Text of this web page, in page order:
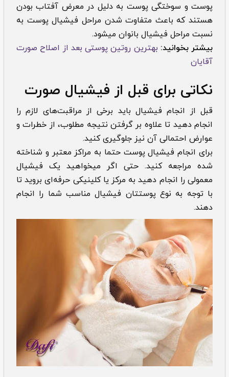
پوست و سوختگی پوست به دلیل در معرض آفتاب بودن
هستند که باعث متفاوت شدن مراحل فیشیال پوست به
نسبت مراحل فیشیال بانوان میشود.
بیشتر بخوانید: بهترین روتین پوستی بعد از اصلاح صورت
آقایان
نکاتی برای قبل از فیشیال صورت
قبل از انجام فیشیال باید برخی از مراقبت‌های لازم را
انجام دهید تا علاوه بر گرفتن نتیجه مطلوب، از خطرات و
عوارض احتمالی آن نیز جلوگیری کنید.
برای انجام فیشیال پوست حتما به مراکز معتبر و شناخته
شده مراجعه کنید. حتی اگر میخواهید یک فیشیال
معمولی را انجام دهید به مرکز یا کلینیکی حرفه‌ای بروید تا
با توجه به نوع پوستتان فیشیال مناسب شما را انجام
دهند.